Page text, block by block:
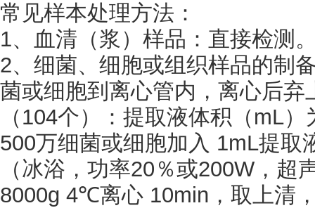
常见样本处理方法：
1、血清（浆）样品：直接检测
2、细菌、细胞或组织样品的制
菌或细胞到离心管内，离心后
（ 104个）：提取液体积（mL
500万细菌或细胞加入 1mL提取
（冰浴，功率20％或200W，
8000g 4℃离心 10min，取上清